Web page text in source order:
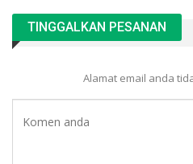
TINGGALKAN PESANAN
Alamat email anda